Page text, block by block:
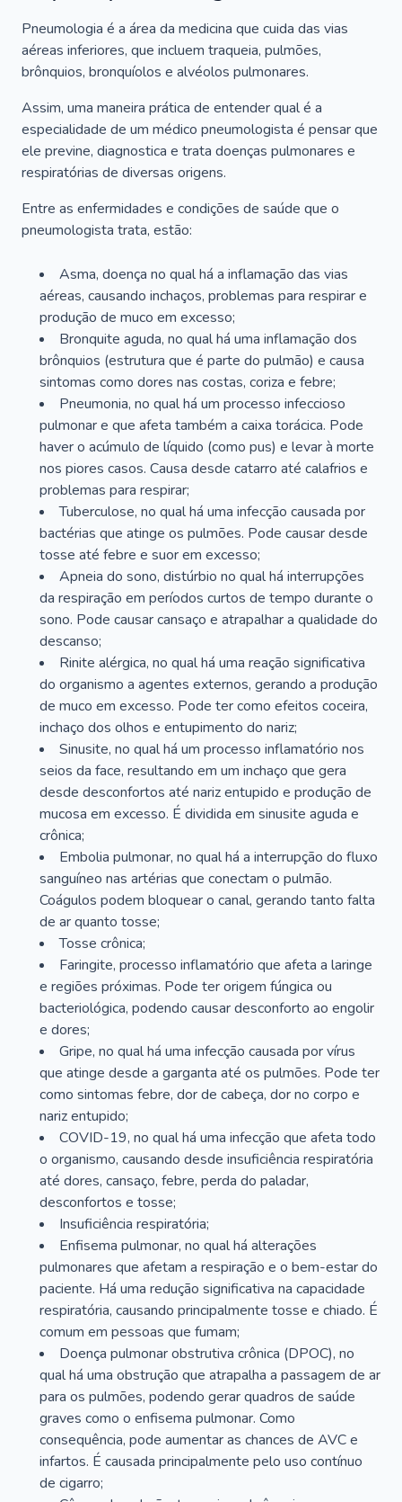
Pneumologia é a área da medicina que cuida das vias
aéreas inferiores, que incluem traqueia, pulmões,
brônquios, bronquíolos e alvéolos pulmonares.
Assim, uma maneira prática de entender qual é a
especialidade de um médico pneumologista é pensar que
ele previne, diagnostica e trata doenças pulmonares e
respiratórias de diversas origens.
Entre as enfermidades e condições de saúde que o
pneumologista trata, estão:
Asma, doença no qual há a inflamação das vias
aéreas, causando inchaços, problemas para respirar e
produção de muco em excesso;
Bronquite aguda, no qual há uma inflamação dos
brônquios (estrutura que é parte do pulmão) e causa
sintomas como dores nas costas, coriza e febre;
Pneumonia, no qual há um processo infeccioso
pulmonar e que afeta também a caixa torácica. Pode
haver o acúmulo de líquido (como pus) e levar à morte
nos piores casos. Causa desde catarro até calafrios e
problemas para respirar;
Tuberculose, no qual há uma infecção causada por
bactérias que atinge os pulmões. Pode causar desde
tosse até febre e suor em excesso;
Apneia do sono, distúrbio no qual há interrupções
da respiração em períodos curtos de tempo durante o
sono. Pode causar cansaço e atrapalhar a qualidade do
descanso;
Rinite alérgica, no qual há uma reação significativa
do organismo a agentes externos, gerando a produção
de muco em excesso. Pode ter como efeitos coceira,
inchaço dos olhos e entupimento do nariz;
Sinusite, no qual há um processo inflamatório nos
seios da face, resultando em um inchaço que gera
desde desconfortos até nariz entupido e produção de
mucosa em excesso. É dividida em sinusite aguda e
crônica;
Embolia pulmonar, no qual há a interrupção do fluxo
sanguíneo nas artérias que conectam o pulmão.
Coágulos podem bloquear o canal, gerando tanto falta
de ar quanto tosse;
Tosse crônica;
Faringite, processo inflamatório que afeta a laringe
e regiões próximas. Pode ter origem fúngica ou
bacteriológica, podendo causar desconforto ao engolir
e dores;
Gripe, no qual há uma infecção causada por vírus
que atinge desde a garganta até os pulmões. Pode ter
como sintomas febre, dor de cabeça, dor no corpo e
nariz entupido;
COVID-19, no qual há uma infecção que afeta todo
o organismo, causando desde insuficiência respiratória
até dores, cansaço, febre, perda do paladar,
desconfortos e tosse;
Insuficiência respiratória;
Enfisema pulmonar, no qual há alterações
pulmonares que afetam a respiração e o bem-estar do
paciente. Há uma redução significativa na capacidade
respiratória, causando principalmente tosse e chiado. É
comum em pessoas que fumam;
Doença pulmonar obstrutiva crônica (DPOC), no
qual há uma obstrução que atrapalha a passagem de ar
para os pulmões, podendo gerar quadros de saúde
graves como o enfisema pulmonar. Como
consequência, pode aumentar as chances de AVC e
infartos. É causada principalmente pelo uso contínuo
de cigarro;